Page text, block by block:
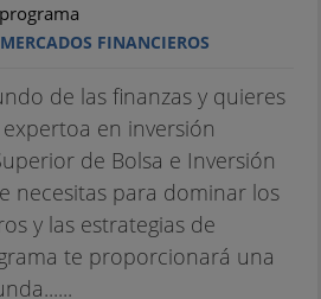
FINANCIEROS
de las finanzas y quieres
en inversión
de Bolsa e Inversión
necesitas para dominar los
y las estrategias de
te proporcionará una